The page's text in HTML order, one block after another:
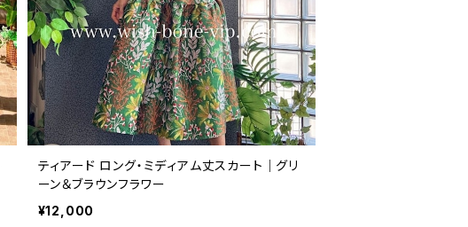
ティアード ロング・ミディアム丈スカート｜グリ
ーン＆ブラウンフラワー
¥12,000